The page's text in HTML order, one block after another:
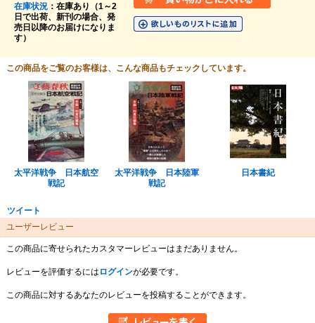
在庫状況：在庫あり（1～2
日で出荷、新刊の場合、発
売日以降のお届けになりま
す）
この商品をご覧のお客様は、こんな商品もチェックしています。
太平洋戦争 日本航空
戦記
太平洋戦争 日本陸軍
戦記
日本書紀
ツイート
ユーザーレビュー
この商品に寄せられたカスタマーレビューはまだありません。
レビューを評価するには ログインが必要です。
この商品に対するあなたのレビューを投稿することができます。